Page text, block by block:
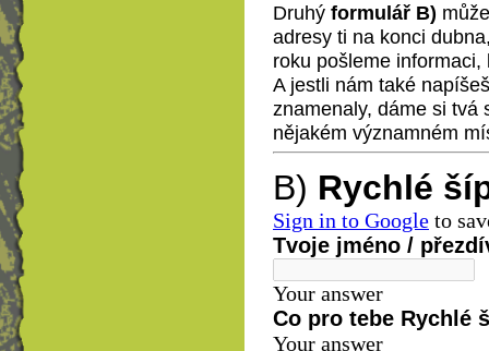
Druhý formulář B)
adresy ti na konci
roku pošleme
A jestli nám také
znamenaly, dáme si tvá
nějakém významném